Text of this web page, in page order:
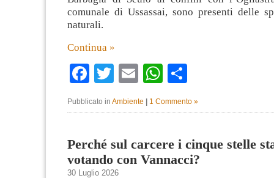
comunale di Ussassai, sono presenti delle
naturali.
Continua »
Facebook
Twitter
EmailWhatsApp
Pubblicato in Ambiente | 1 Commento »
Perché sul carcere i cinque stelle
votando con Vannacci?
30 Luglio 2026